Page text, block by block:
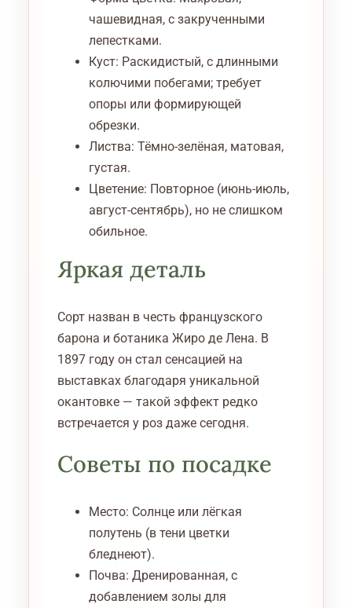
чашевидная, с закрученными
лепестками.
Куст: Раскидистый, с длинными
колючими побегами; требует
опоры или формирующей
обрезки.
Листва: Тёмно-зелёная, матовая,
густая.
Цветение: Повторное (июнь-июль,
август-сентябрь), но не слишком
обильное.
Яркая деталь
Сорт назван в честь французского
барона и ботаника Жиро де Лена. В
1897 году он стал сенсацией на
выставках благодаря уникальной
окантовке — такой эффект редко
встречается у роз даже сегодня.
Советы по посадке
Место: Солнце или лёгкая
полутень (в тени цветки
бледнеют).
Почва: Дренированная, с
добавлением золы для